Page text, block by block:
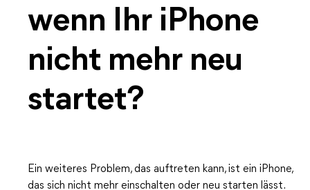
wenn Ihr iPhone
nicht mehr neu
startet?
Ein weiteres Problem, das auftreten kann, ist ein iPhone,
das sich nicht mehr einschalten oder neu starten lässt.